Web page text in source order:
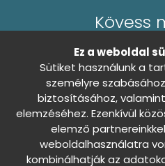
Kövess
Általános
Adatkezelési
Sütibeállítások
Ez a weboldal
Sütiket használunk a
személyre
biztosításához,
elemzéséhez. Ezenkívül
elemző
weboldalhasználatra
kombinálhatják az